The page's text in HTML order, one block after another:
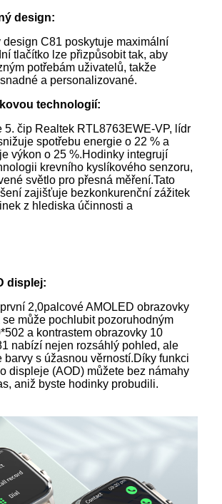
design:
design C81 poskytuje maximální
tlačítko lze přizpůsobit tak, aby
potřebám uživatelů, takže
a personalizované.
technologií:
5. čip Realtek RTL8763EWE-VP, lídr
spotřebu energie o 22 % a
výkon o 25 %.Hodinky integrují
krevního kyslíkového senzoru,
světlo pro přesná měření.Tato
zajišťuje bezkonkurenční zážitek
z hlediska účinnosti a
displej:
2,0palcové AMOLED obrazovky
se může pochlubit pozoruhodným
a kontrastem obrazovky 10
nabízí nejen rozsáhlý pohled, ale
barvy s úžasnou věrností.Díky funkci
displeje (AOD) můžete bez námahy
aniž byste hodinky probudili.